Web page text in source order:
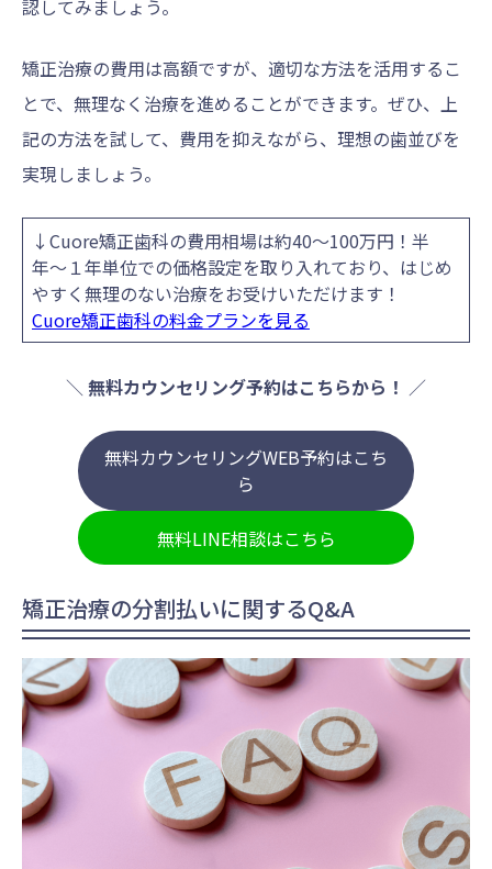
認してみましょう。
矯正治療の費用は高額ですが、適切な方法を活用するこ
とで、無理なく治療を進めることができます。ぜひ、上
記の方法を試して、費用を抑えながら、理想の歯並びを
実現しましょう。
↓Cuore矯正歯科の費用相場は約40〜100万円！半
年〜１年単位での価格設定を取り入れており、はじめ
やすく無理のない治療をお受けいただけます！
Cuore矯正歯科の料金プランを見る
＼ 無料カウンセリング予約はこちらから！ ／
無料カウンセリングWEB予約はこち
ら
無料LINE相談はこちら
矯正治療の分割払いに関するQ&A